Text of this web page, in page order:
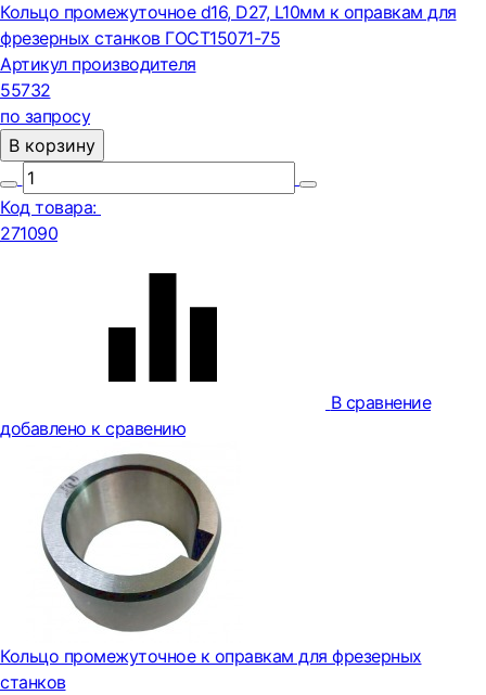
Кольцо промежуточное d16, D27, L10мм к оправкам для
фрезерных станков ГОСТ15071-75
Артикул производителя
55732
по запросу
В корзину
Код товара:
271090
В сравнение
добавлено к сравению
Кольцо промежуточное к оправкам для фрезерных
станков